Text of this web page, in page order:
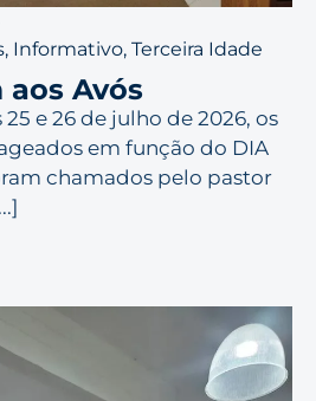
, Informativo,Terceira Idade
Avós
e 26 de julho de 2026, os
em função do DIA
chamados pelo pastor